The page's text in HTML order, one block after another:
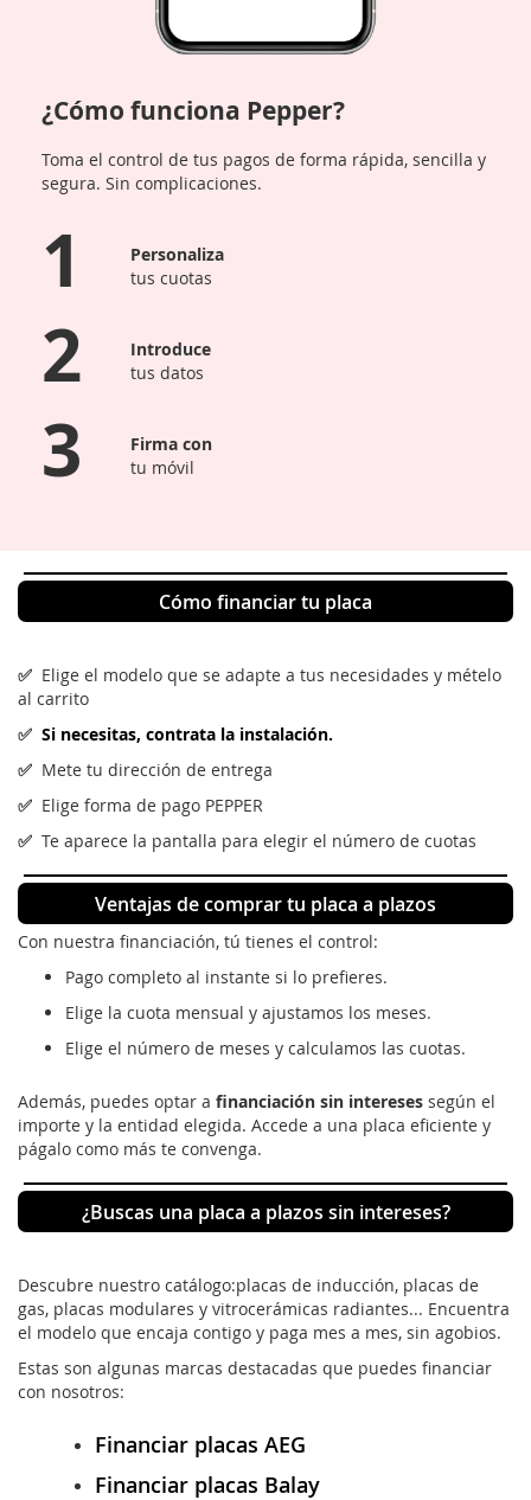
¿Cómo funciona Pepper?
Toma el control de tus pagos de forma rápida, sencilla y
segura. Sin complicaciones.
1
Personaliza
tus cuotas
2
Introduce
tus datos
3
Firma con
tu móvil
Cómo financiar tu placa
✅ Elige el modelo que se adapte a tus necesidades y mételo
al carrito
✅ Si necesitas, contrata la instalación.
✅ Mete tu dirección de entrega
✅ Elige forma de pago PEPPER
✅ Te aparece la pantalla para elegir el número de cuotas
Ventajas de comprar tu placa a plazos
Con nuestra financiación, tú tienes el control:
Pago completo al instante si lo prefieres.
Elige la cuota mensual y ajustamos los meses.
Elige el número de meses y calculamos las cuotas.
Además, puedes optar a financiación sin intereses según el
importe y la entidad elegida. Accede a una placa eficiente y
págalo como más te convenga.
¿Buscas una placa a plazos sin intereses?
Descubre nuestro catálogo:placas de inducción, placas de
gas, placas modulares y vitrocerámicas radiantes... Encuentra
el modelo que encaja contigo y paga mes a mes, sin agobios.
Estas son algunas marcas destacadas que puedes financiar
con nosotros:
Financiar placas AEG
Financiar placas Balay